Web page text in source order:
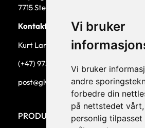
Vi bruker
Vi bruker
andre
forbedre din
på nettstedet
personlig tilpasset
7715 Steinkjer
Kontaktperson
Kurt Larsen, daglig leder.
(+47) 973 33 332
post@glw.no
PRODUKTKATEGORIER